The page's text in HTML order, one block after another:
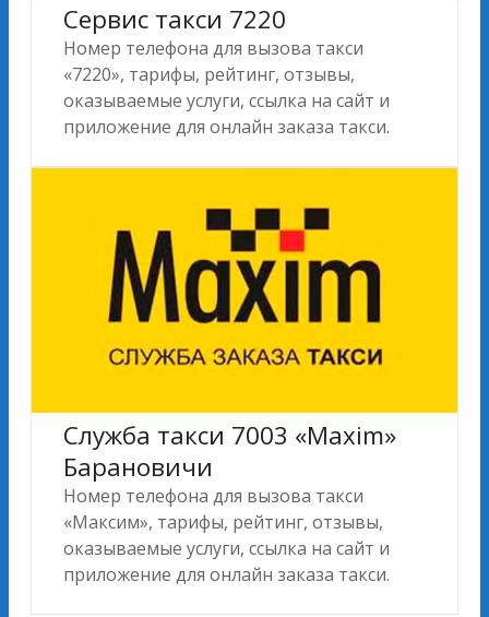
Сервис такси 7220
Номер телефона для вызова такси
«7220», тарифы, рейтинг, отзывы,
оказываемые услуги, ссылка на сайт и
приложение для онлайн заказа такси.
Служба такси 7003 «Maxim»
Барановичи
Номер телефона для вызова такси
«Максим», тарифы, рейтинг, отзывы,
оказываемые услуги, ссылка на сайт и
приложение для онлайн заказа такси.